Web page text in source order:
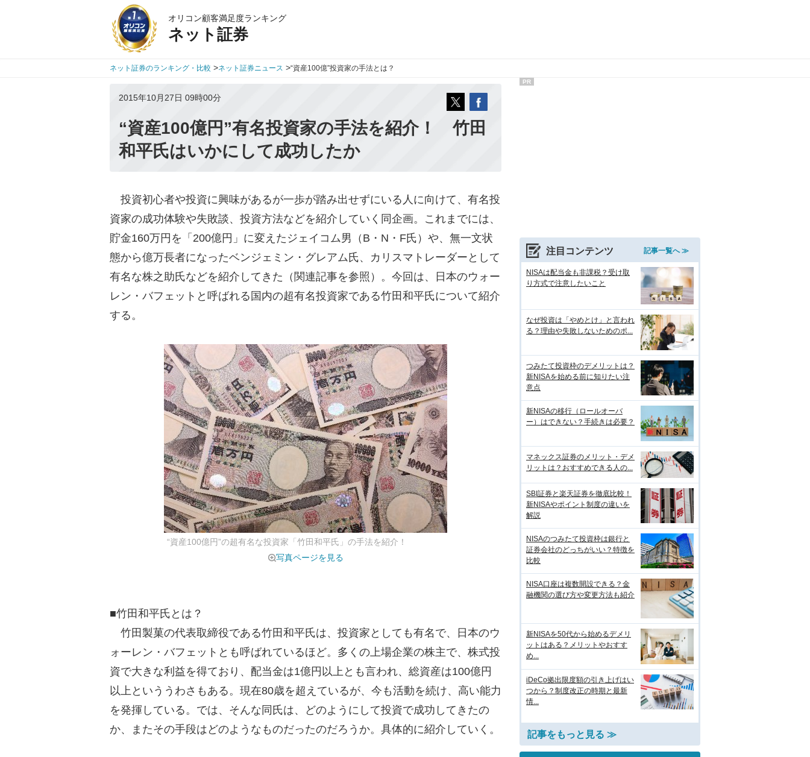
オリコン顧客満足度ランキング
ネット証券
ネット証券のランキング・比較 >ネット証券ニュース >“資産100億”投資家の手法とは？
2015年10月27日 09時00分
“資産100億円”有名投資家の手法を紹介！ 竹田
和平氏はいかにして成功したか
投資初心者や投資に興味があるが一歩が踏み出せずにいる人に向けて、有名投
資家の成功体験や失敗談、投資方法などを紹介していく同企画。これまでには、
貯金160万円を「200億円」に変えたジェイコム男（B・N・F氏）や、無一文状
態から億万長者になったベンジェミン・グレアム氏、カリスマトレーダーとして
有名な株之助氏などを紹介してきた（関連記事を参照）。今回は、日本のウォー
レン・バフェットと呼ばれる国内の超有名投資家である竹田和平氏について紹介
する。
“資産100億円”の超有名な投資家「竹田和平氏」の手法を紹介！
写真ページを見る
■竹田和平氏とは？
竹田製菓の代表取締役である竹田和平氏は、投資家としても有名で、日本のウ
ォーレン・バフェットとも呼ばれているほど。多くの上場企業の株主で、株式投
資で大きな利益を得ており、配当金は1億円以上とも言われ、総資産は100億円
以上といううわさもある。現在80歳を超えているが、今も活動を続け、高い能力
を発揮している。では、そんな同氏は、どのようにして投資で成功してきたの
か、またその手段はどのようなものだったのだろうか。具体的に紹介していく。
PR
注目コンテンツ 記事一覧へ ≫
NISAは配当金も非課税？受け取
り方式で注意したいこと
なぜ投資は「やめとけ」と言われ
る？理由や失敗しないためのポ...
つみたて投資枠のデメリットは？
新NISAを始める前に知りたい注
意点
新NISAの移行（ロールオーバ
ー）はできない？手続きは必要？
マネックス証券のメリット・デメ
リットは？おすすめできる人の...
SBI証券と楽天証券を徹底比較！
新NISAやポイント制度の違いを
解説
NISAのつみたて投資枠は銀行と
証券会社のどっちがいい？特徴を
比較
NISA口座は複数開設できる？金
融機関の選び方や変更方法も紹介
新NISAを50代から始めるデメリ
ットはある？メリットやおすす
め...
iDeCo拠出限度額の引き上げはい
つから？制度改正の時期と最新
情...
記事をもっと見る ≫